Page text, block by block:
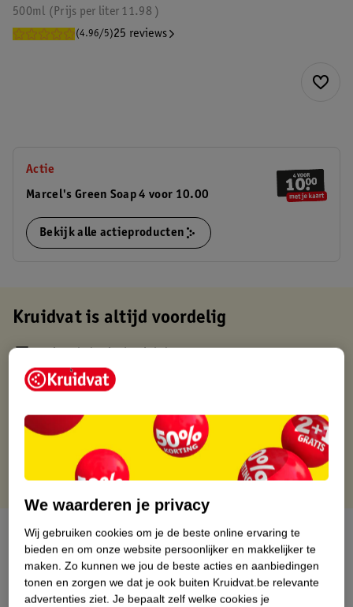
500ml 11.98
Prijs per liter
(4.96/5)25 reviews
Actie
Marcel's Green Soap 4 voor 10.00
Bekijk alle actieproducten
Kruidvat is altijd voordelig
Op werkdagen voor 22:00 uur besteld, volgende dag in huis
Gratis thuisbezorgd vanaf 50.00
Gratis punten met je Kruidvat kaart
Over dit product
Productinformatie
We waarderen je privacy
Wij gebruiken cookies om je de beste online ervaring te
bieden en om onze website persoonlijker en makkelijker te
maken. Zo kunnen we jou de beste acties en aanbiedingen
tonen en zorgen we dat je ook buiten Kruidvat.be relevante
advertenties ziet. Je bepaalt zelf welke cookies je